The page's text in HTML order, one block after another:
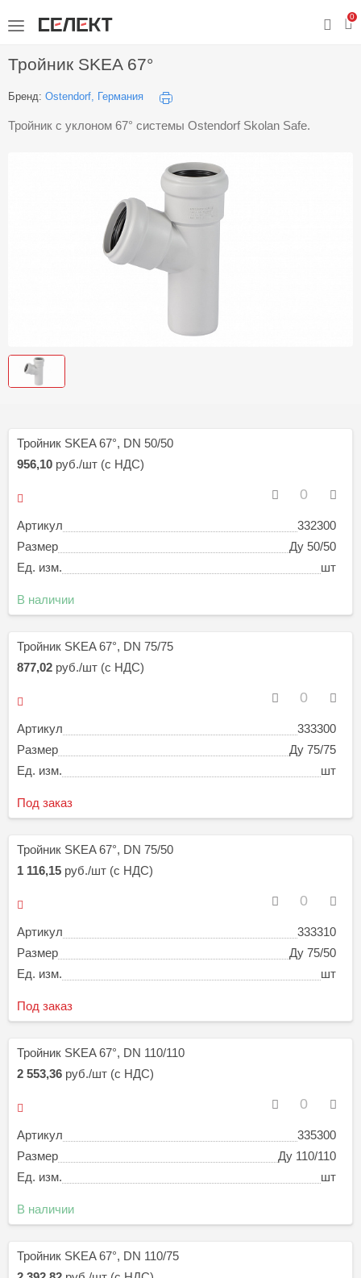
0
Тройник SKEA 67°
Бренд: Ostendorf, Германия
Тройник с уклоном 67° системы Ostendorf Skolan Safe.
Тройник SKEA 67°, DN 50/50
Артикул
332300
Размер
Ду 50/50
Ед. изм.
шт
956,10 руб./шт (с НДС)
В наличии
Тройник SKEA 67°, DN 75/75
Артикул
333300
Размер
Ду 75/75
Ед. изм.
шт
877,02 руб./шт (с НДС)
Под заказ
Тройник SKEA 67°, DN 75/50
Артикул
333310
Размер
Ду 75/50
Ед. изм.
шт
1 116,15 руб./шт (с НДС)
Под заказ
Тройник SKEA 67°, DN 110/110
Артикул
335300
Размер
Ду 110/110
Ед. изм.
шт
2 553,36 руб./шт (с НДС)
В наличии
Тройник SKEA 67°, DN 110/75